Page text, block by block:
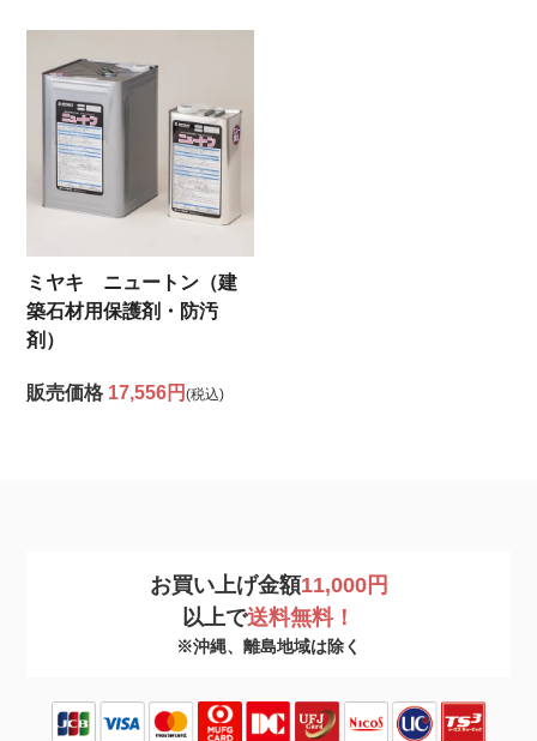
ミヤキ ニュートン（建
築石材用保護剤・防汚
剤）
販売価格 17,556円(税込)
お買い上げ金額11,000円
以上で送料無料！
※沖縄、離島地域は除く